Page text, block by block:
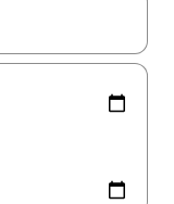
les flèches vers le